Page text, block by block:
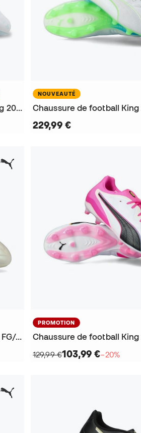
Chaussure de football Femme King 20 Ultimate Brillance FG/AG
NOUVEAUTÉ
229,99 €
Chaussure de football King 20 Pro FG/AG
PROMOTION
129,99 €103,99 €−20%